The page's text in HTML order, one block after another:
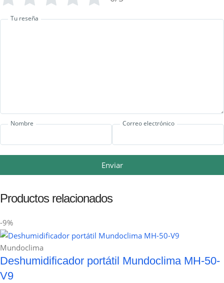
Tu reseña
Nombre Correo electrónico
Enviar
Productos relacionados
-9%
Mundoclima
Deshumidificador portátil Mundoclima MH-50-
V9